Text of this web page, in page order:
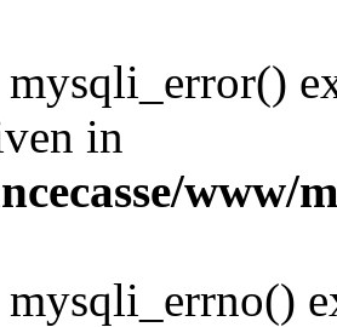
mysqli_error()
in
www/
mysqli_errno()